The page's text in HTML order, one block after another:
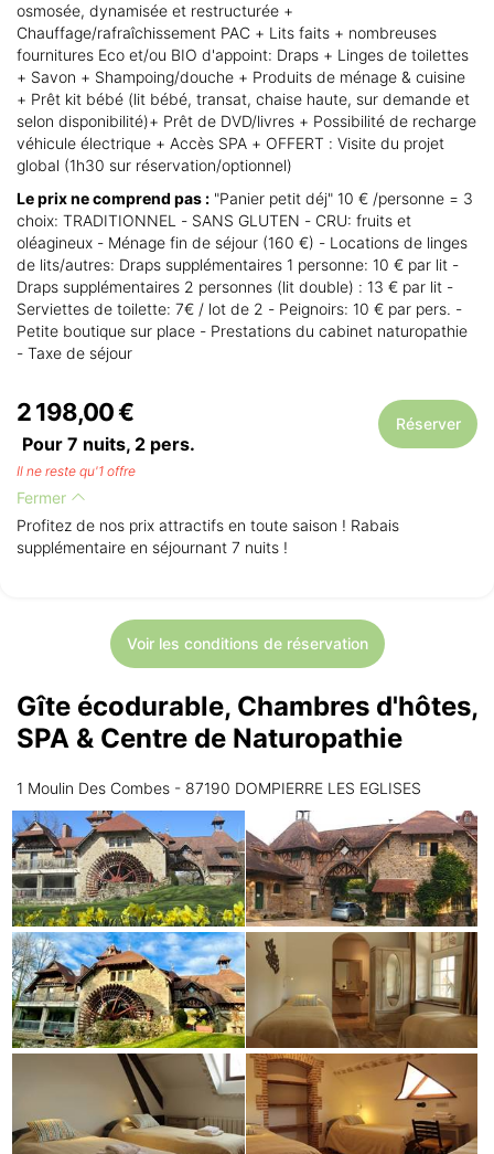
osmosée, dynamisée et restructurée +
Chauffage/rafraîchissement PAC + Lits faits + nombreuses
fournitures Eco et/ou BIO d'appoint: Draps + Linges de toilettes
+ Savon + Shampoing/douche + Produits de ménage & cuisine
+ Prêt kit bébé (lit bébé, transat, chaise haute, sur demande et
selon disponibilité)+ Prêt de DVD/livres + Possibilité de recharge
véhicule électrique + Accès SPA + OFFERT : Visite du projet
global (1h30 sur réservation/optionnel)
Le prix ne comprend pas : "Panier petit déj" 10 € /personne = 3
choix: TRADITIONNEL - SANS GLUTEN - CRU: fruits et
oléagineux - Ménage fin de séjour (160 €) - Locations de linges
de lits/autres: Draps supplémentaires 1 personne: 10 € par lit -
Draps supplémentaires 2 personnes (lit double) : 13 € par lit -
Serviettes de toilette: 7€ / lot de 2 - Peignoirs: 10 € par pers. -
Petite boutique sur place - Prestations du cabinet naturopathie
- Taxe de séjour
2 198,00 €
Pour 7 nuits, 2 pers.
Réserver
Il ne reste qu'1 offre
Fermer
Profitez de nos prix attractifs en toute saison ! Rabais
supplémentaire en séjournant 7 nuits !
Voir les conditions de réservation
Gîte écodurable, Chambres d'hôtes,
SPA & Centre de Naturopathie
1 Moulin Des Combes - 87190 DOMPIERRE LES EGLISES